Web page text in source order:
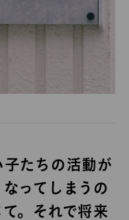
たちの活動が
ってしまうの
。それで将来